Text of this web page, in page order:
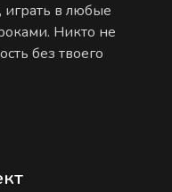
играть в любые
Никто не
без твоего